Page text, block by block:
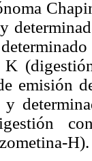
K
emisión
H).